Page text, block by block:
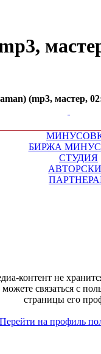
(mp3, мастер,
БИРЖА
СТУДИЯ
контент не
связаться с
страницы его
Перейти на профиль